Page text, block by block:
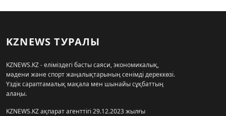
KZNEWS ТУРАЛЫ
KZNEWS.KZ - еліміздегі басты саяси, экономикалық,
мәдени және спорт жаңалықтарының сенімді дереккөзі.
Үздік сараптамалық мақала мен шынайы сұқбаттың
алаңы.
KZNEWS.KZ ақпарат агенттігі 29.12.2023 жылғы